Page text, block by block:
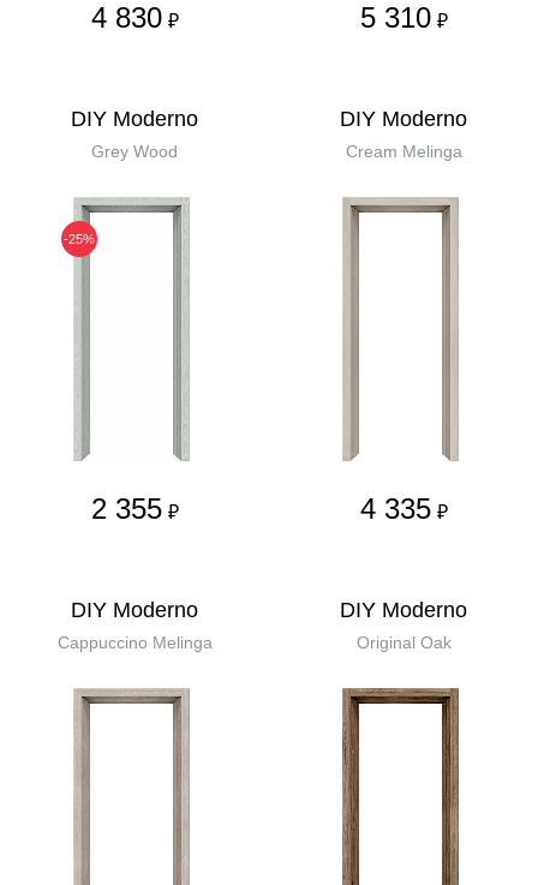
4 830 ₽ 5 310 ₽
DIY Moderno
Grey Wood
-25%
2 355 ₽
DIY Moderno
Cream Melinga
4 335 ₽
DIY Moderno
Cappuccino Melinga
DIY Moderno
Original Oak